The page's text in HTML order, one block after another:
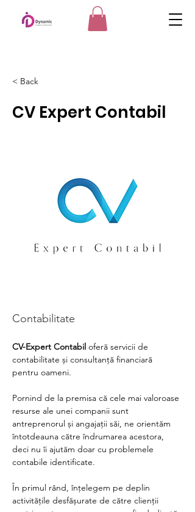
< Back
CV Expert Contabil
Contabilitate
CV-Expert Contabil oferă servicii de
contabilitate și consultanță financiară
pentru oameni.
Pornind de la premisa că cele mai valoroase
resurse ale unei companii sunt
antreprenorul și angajații săi, ne orientăm
întotdeauna către îndrumarea acestora,
deci nu îi ajutăm doar cu problemele
contabile identificate.
În primul rând, înțelegem pe deplin
activitățile desfășurate de către clienții